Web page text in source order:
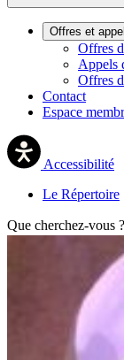
Offres et
Offres
Appels
Offres
Contact
Espace
Accessibilité
Le Répertoire
Que cherchez-vous ?